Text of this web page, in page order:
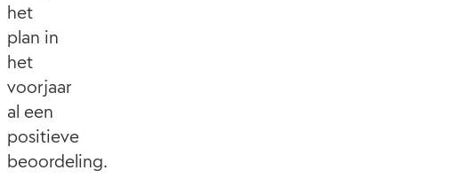
het
plan in
het
voorjaar
al een
positieve
beoordeling.